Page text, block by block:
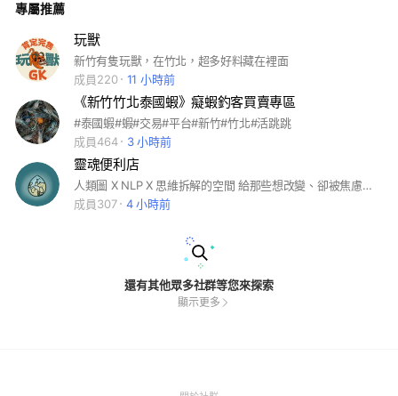
專屬推薦
玩獸
新竹有隻玩獸，在竹北，超多好料藏在裡面
成員220
11 小時前
《新竹竹北泰國蝦》癡蝦釣客買賣專區
#泰國蝦#蝦#交易#平台#新竹#竹北#活跳跳
成員464
3 小時前
靈魂便利店
人類圖 X NLP X 思維拆解的空間 給那些想改變、卻被焦慮卡住的人，讓我們一起靠近自己一點點，每天進步一點點就好。
成員307
4 小時前
還有其他眾多社群等您來探索
顯示更多